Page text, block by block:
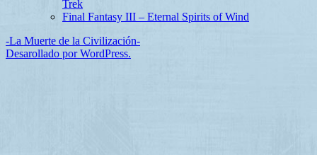
Trek
Final Fantasy III – Eternal Spirits of Wind
-La Muerte de la Civilización-
Desarollado por WordPress.